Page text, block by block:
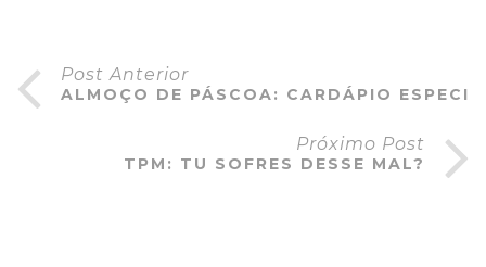
Post Anterior
ALMOÇO DE PÁSCOA: CARDÁPIO
Próximo Post
TPM: TU SOFRES DESSE MAL?